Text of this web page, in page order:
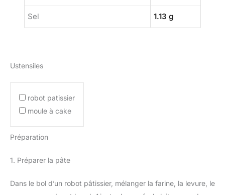
Sel 1.13 g
Ustensiles
robot patissier
moule à cake
Préparation
1. Préparer la pâte
Dans le bol d’un robot pâtissier, mélanger la farine, la levure, le